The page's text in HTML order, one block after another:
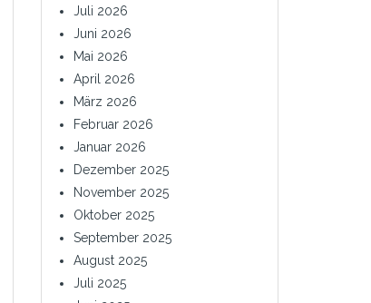
Juli 2026
Juni 2026
Mai 2026
April 2026
März 2026
Februar 2026
Januar 2026
Dezember 2025
November 2025
Oktober 2025
September 2025
August 2025
Juli 2025